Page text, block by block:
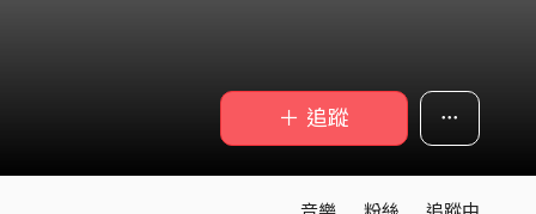
＋ 追蹤